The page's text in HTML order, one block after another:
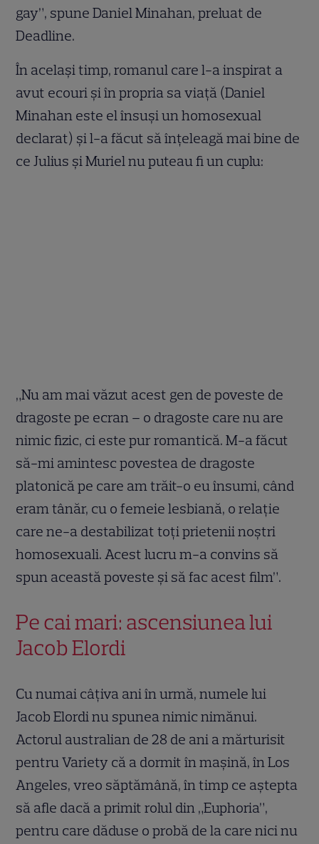
gay”, spune Daniel Minahan, preluat de
Deadline.
În același timp, romanul care l-a inspirat a
avut ecouri și în propria sa viață (Daniel
Minahan este el însuși un homosexual
declarat) și l-a făcut să înțeleagă mai bine de
ce Julius și Muriel nu puteau fi un cuplu:
„Nu am mai văzut acest gen de poveste de
dragoste pe ecran – o dragoste care nu are
nimic fizic, ci este pur romantică. M-a făcut
să-mi amintesc povestea de dragoste
platonică pe care am trăit-o eu însumi, când
eram tânăr, cu o femeie lesbiană, o relație
care ne-a destabilizat toți prietenii noștri
homosexuali. Acest lucru m-a convins să
spun această poveste și să fac acest film”.
Pe cai mari: ascensiunea lui
Jacob Elordi
Cu numai câțiva ani în urmă, numele lui
Jacob Elordi nu spunea nimic nimănui.
Actorul australian de 28 de ani a mărturisit
pentru Variety că a dormit în mașină, în Los
Angeles, vreo săptămână, în timp ce aștepta
să afle dacă a primit rolul din „Euphoria”,
pentru care dăduse o probă de la care nici nu